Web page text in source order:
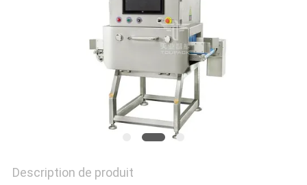
CONFIDENTIALITÉ
Description de produit